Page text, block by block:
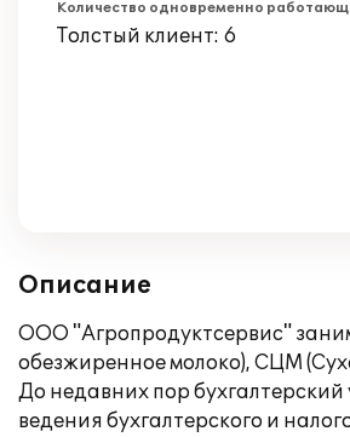
Количество одновременно
Толстый клиент: 6
Описание
ООО "Агропродуктсервис"
обезжиренное молоко), СЦМ
До недавних пор
ведения бухгалтерского и